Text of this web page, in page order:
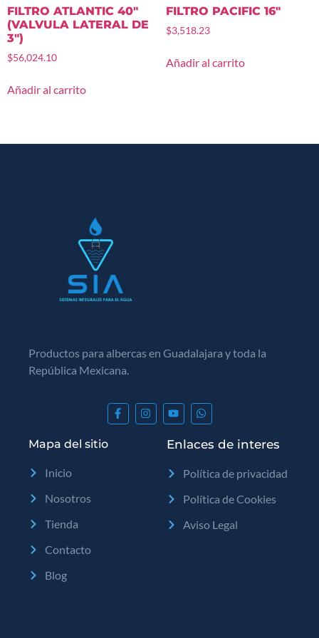
FILTRO ATLANTIC 40″
(VALVULA LATERAL DE
3″)
$56,024.10
Añadir al carrito
FILTRO PACIFIC 16″
$3,518.23
Añadir al carrito
Productos para albercas en Guadalajara y toda la
República Mexicana.
Mapa del sitio
Inicio
Nosotros
Tienda
Contacto
Blog
Enlaces de interes
Política de privacidad
Política de Cookies
Aviso Legal